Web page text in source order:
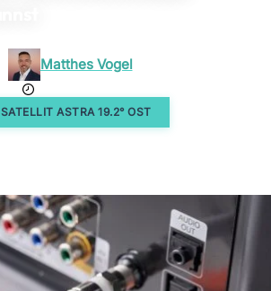
Matthes Vogel
24. Mai 2023
SATELLIT ASTRA 19.2° OST